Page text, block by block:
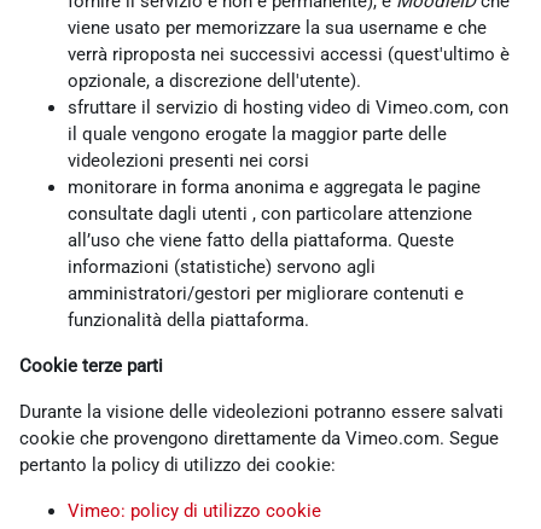
viene usato per memorizzare la sua username e che
verrà riproposta nei successivi accessi (quest'ultimo è
opzionale, a discrezione dell'utente).
sfruttare il servizio di hosting video di Vimeo.com, con
il quale vengono erogate la maggior parte delle
videolezioni presenti nei corsi
monitorare in forma anonima e aggregata le pagine
consultate dagli utenti , con particolare attenzione
all’uso che viene fatto della piattaforma. Queste
informazioni (statistiche) servono agli
amministratori/gestori per migliorare contenuti e
funzionalità della piattaforma.
Cookie terze parti
Durante la visione delle videolezioni potranno essere salvati
cookie che provengono direttamente da Vimeo.com. Segue
pertanto la policy di utilizzo dei cookie:
Vimeo: policy di utilizzo cookie